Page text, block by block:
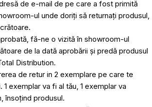
de e-mail de pe care a fost primită
ul unde doriți să returnați produsul,
fă-ne o vizită în showroom-ul
de la dată aprobării și predă produsul
Distribution.
de retur in 2 exemplare pe care te
exemplar va fi al tău, 1 exemplar va
însoțind produsul.